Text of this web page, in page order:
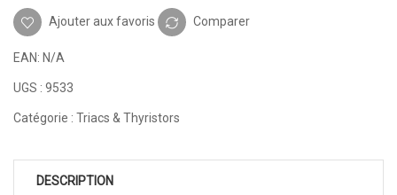
Ajouter aux favoris Comparer
EAN: N/A
UGS : 9533
Catégorie : Triacs & Thyristors
DESCRIPTION